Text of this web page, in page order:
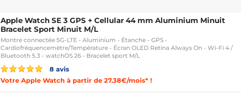
Apple Watch SE 3 GPS + Cellular 44 mm Aluminium Minuit
Bracelet Sport Minuit M/L
Montre connectée 5G-LTE - Aluminium - Étanche - GPS -
Cardiofréquencemètre/Température - Écran OLED Retina Always On - Wi-Fi 4 /
Bluetooth 5.3 - watchOS 26 - Bracelet sport M/L
8 avis
Votre Apple Watch à partir de 27.38€/mois* !